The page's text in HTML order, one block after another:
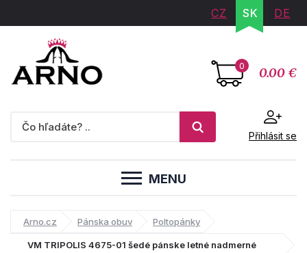
CZ SK DE
0 0.00 €
Přihlásit se
MENU
Arno.cz Pánska obuv Poltopánky
VM TRIPOLIS 4675-01 šedé pánske letné nadmerné